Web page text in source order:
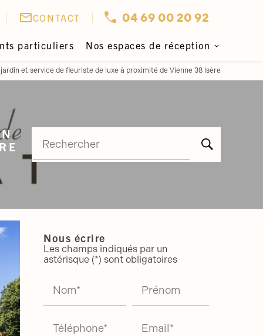
mail_outlineCONTACT 04 69 00 20 92
particuliers Nos espaces de réception
et service de fleuriste de luxe à proximité de Vienne 38 Isère
Rechercher
Nous écrire
Les champs indiqués par un
astérisque (*) sont obligatoires
Nom* Prénom
Téléphone* Email*